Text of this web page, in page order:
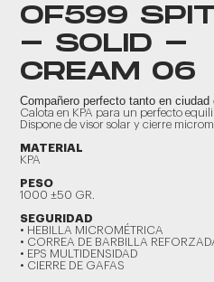
OF599
- SOLID -
CREAM 06
Compañero perfecto tanto en ciudad
Calota en KPA para un perfecto
Dispone de visor solar y cierre
MATERIAL
KPA
PESO
1000 ±50 GR.
SEGURIDAD
• HEBILLA MICROMÉTRICA
• CORREA DE BARBILLA
• EPS MULTIDENSIDAD
• CIERRE DE GAFAS